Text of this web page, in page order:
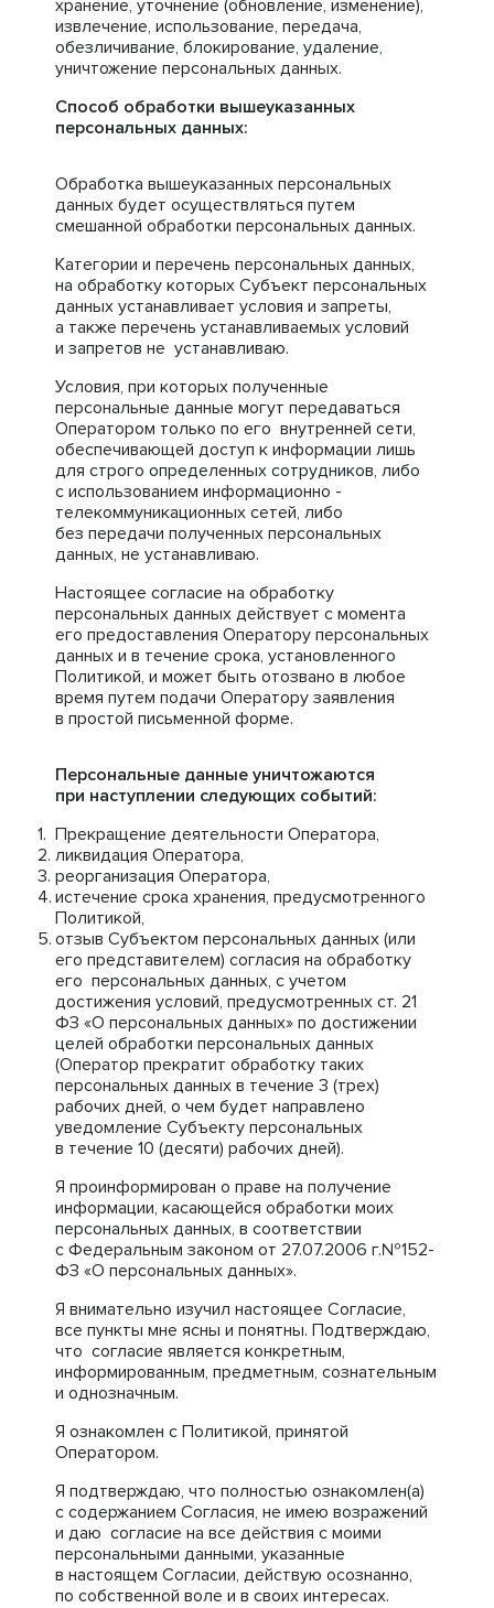
хранение, уточнение (обновление, изменение),
извлечение, использование, передача,
обезличивание, блокирование, удаление,
уничтожение персональных данных.
Способ обработки вышеуказанных
персональных данных:
Обработка вышеуказанных персональных
данных будет осуществляться путем
смешанной обработки персональных данных.
Категории и перечень персональных данных,
на обработку которых Субъект персональных
данных устанавливает условия и запреты,
а также перечень устанавливаемых условий
и запретов не устанавливаю.
Условия, при которых полученные
персональные данные могут передаваться
Оператором только по его внутренней сети,
обеспечивающей доступ к информации лишь
для строго определенных сотрудников, либо
с использованием информационно -
телекоммуникационных сетей, либо
без передачи полученных персональных
данных, не устанавливаю.
Настоящее согласие на обработку
персональных данных действует с момента
его предоставления Оператору персональных
данных и в течение срока, установленного
Политикой, и может быть отозвано в любое
время путем подачи Оператору заявления
в простой письменной форме.
Персональные данные уничтожаются
при наступлении следующих событий:
Прекращение деятельности Оператора,
ликвидация Оператора,
реорганизация Оператора,
истечение срока хранения, предусмотренного
Политикой,
отзыв Субъектом персональных данных (или
его представителем) согласия на обработку
его персональных данных, с учетом
достижения условий, предусмотренных ст. 21
ФЗ «О персональных данных» по достижении
целей обработки персональных данных
(Оператор прекратит обработку таких
персональных данных в течение 3 (трех)
рабочих дней, о чем будет направлено
уведомление Субъекту персональных
в течение 10 (десяти) рабочих дней).
Я проинформирован о праве на получение
информации, касающейся обработки моих
персональных данных, в соответствии
с Федеральным законом от 27.07.2006 г.№152-
ФЗ «О персональных данных».
Я внимательно изучил настоящее Согласие,
все пункты мне ясны и понятны. Подтверждаю,
что согласие является конкретным,
информированным, предметным, сознательным
и однозначным.
Я ознакомлен с Политикой, принятой
Оператором.
Я подтверждаю, что полностью ознакомлен(а)
с содержанием Согласия, не имею возражений
и даю согласие на все действия с моими
персональными данными, указанные
в настоящем Согласии, действую осознанно,
по собственной воле и в своих интересах.